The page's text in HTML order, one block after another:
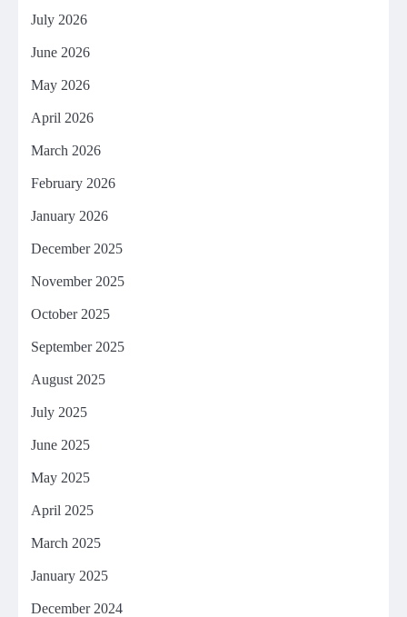
July 2026
June 2026
May 2026
April 2026
March 2026
February 2026
January 2026
December 2025
November 2025
October 2025
September 2025
August 2025
July 2025
June 2025
May 2025
April 2025
March 2025
January 2025
December 2024